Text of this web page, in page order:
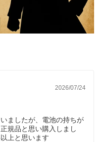
2026/07/24
ましたが、電池の持ちが
規品と思い購入しまし
上と思います